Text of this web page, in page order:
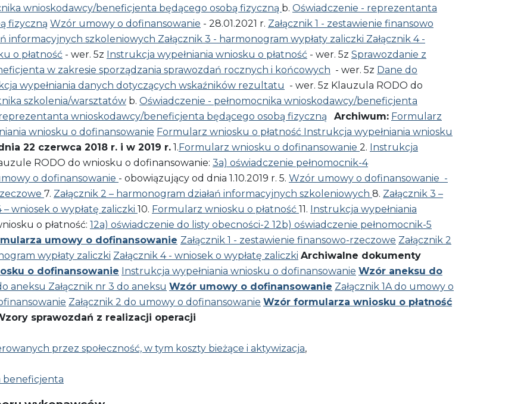
wnioskodawcy/beneficjenta będącego osobą fizyczną b. Oświadczenie - reprezentanta
fizyczną Wzór umowy o dofinansowanie - 28.01.2021 r. Załącznik 1 - zestawienie finansowo
informacyjnych szkoleniowych Załącznik 3 - harmonogram wypłaty zaliczki Załącznik 4 -
o płatność - wer. 5z Instrukcja wypełniania wniosku o płatność - wer. 5z Sprawozdanie z
w zakresie sporządzania sprawozdań rocznych i końcowych - wer. 5z Dane do
wypełniania danych dotyczących wskaźników rezultatu - wer. 5z Klauzula RODO do
szkolenia/warsztatów b. Oświadczenie - pełnomocnika wnioskodawcy/beneficjenta
wnioskodawcy/beneficjenta będącego osobą fizyczną Archiwum: Formularz
wniosku o dofinansowanie Formularz wniosku o płatność Instrukcja wypełniania wniosku
22 czerwca 2018 r. i w 2019 r. 1.Formularz wniosku o dofinansowanie 2. Instrukcja
RODO do wniosku o dofinansowanie: 3a) oświadczenie pełnomocnik-4
o dofinansowanie - obowiązujący od dnia 1.10.2019 r. 5. Wzór umowy o dofinansowanie -
7. Załącznik 2 – harmonogram działań informacyjnych szkoleniowych 8. Załącznik 3 –
– wniosek o wypłatę zaliczki 10. Formularz wniosku o płatność 11. Instrukcja wypełniania
o płatność: 12a) oświadczenie do listy obecności-2 12b) oświadczenie pełnomocnik-5
umowy o dofinansowanie Załącznik 1 - zestawienie finansowo-rzeczowe Załącznik 2
wypłaty zaliczki Załącznik 4 - wniosek o wypłatę zaliczki Archiwalne dokumenty
o dofinansowanie Instrukcja wypełniania wniosku o dofinansowanie Wzór aneksu do
aneksu Załącznik nr 3 do aneksu Wzór umowy o dofinansowanie Załącznik 1A do umowy o
Załącznik 2 do umowy o dofinansowanie Wzór formularza wniosku o płatność
sprawozdań z realizacji operacji
przez społeczność, w tym koszty bieżące i aktywizacja,
beneficjenta